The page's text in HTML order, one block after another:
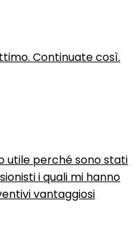
Continuate così.
utile perché sono stati
i quali mi hanno
vantaggiosi